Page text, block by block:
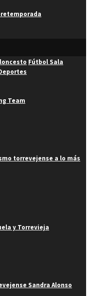
Fútbol Sala
Team
torrevejense a lo más
y Torrevieja
Sandra Alonso